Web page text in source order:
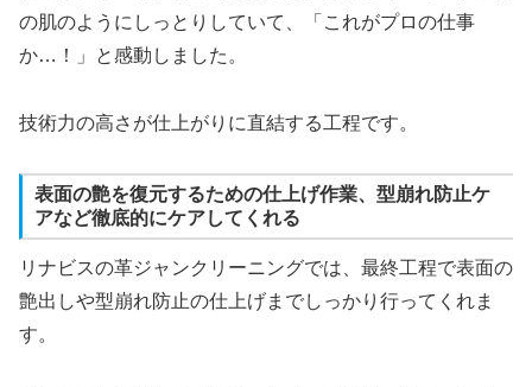
の肌のようにしっとりしていて、「これがプロの仕事
か…！」と感動しました。
技術力の高さが仕上がりに直結する工程です。
表面の艶を復元するための仕上げ作業、型崩れ防止ケ
アなど徹底的にケアしてくれる
リナビスの革ジャンクリーニングでは、最終工程で表面の
艶出しや型崩れ防止の仕上げまでしっかり行ってくれま
す。